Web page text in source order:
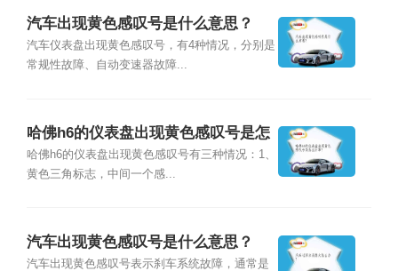
汽车出现黄色感叹号是什么意思？
汽车仪表盘出现黄色感叹号，有4种情况，分别是
常规性故障、自动变速器故障...
哈佛h6的仪表盘出现黄色感叹号是怎
么回事？
哈佛h6的仪表盘出现黄色感叹号有三种情况：1、
黄色三角标志，中间一个感...
汽车出现黄色感叹号是什么意思？
汽车出现黄色感叹号表示刹车系统故障，通常是